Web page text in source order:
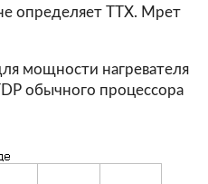
определяет ТТХ. Мрет
мощности нагревателя
обычного процессора